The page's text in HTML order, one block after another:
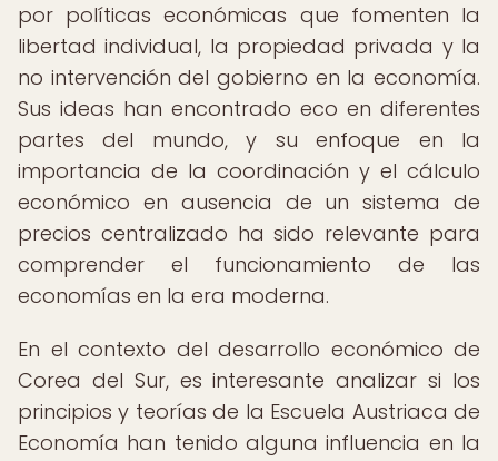
por políticas económicas que fomenten la
libertad individual, la propiedad privada y la
no intervención del gobierno en la economía.
Sus ideas han encontrado eco en diferentes
partes del mundo, y su enfoque en la
importancia de la coordinación y el cálculo
económico en ausencia de un sistema de
precios centralizado ha sido relevante para
comprender el funcionamiento de las
economías en la era moderna.
En el contexto del desarrollo económico de
Corea del Sur, es interesante analizar si los
principios y teorías de la Escuela Austriaca de
Economía han tenido alguna influencia en la